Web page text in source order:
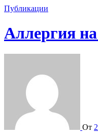
Публикации
Аллергия
От